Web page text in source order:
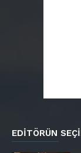
EDITÖRÜN